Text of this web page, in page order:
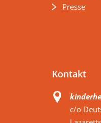
Presse
Kontakt
c/o